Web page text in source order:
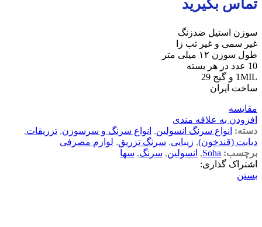
تماس بگیرید
سوزن استیل ضدزنگ
غیر سمی و غیر تب زا
طول سوزن ۱۲ میلی متر
10 عدد در هر بسته
1MIL و گیج 29
ساخت ایران
مقایسه
افزودن به علاقه مندی
دسته: انواع سرنگ انسولین, انواع سرنگ و سرسوزن, تزریقات,
دیابت (قندخون), زیبایی, سرنگ تزریق, لوازم مصرفی
برچسب: Soha
, انسولین, سرنگ, سها
اشتراک گذاری:
بستن